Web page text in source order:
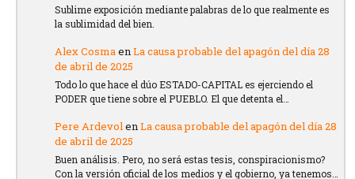
Sublime exposición mediante palabras de lo que realmente es
la sublimidad del bien.
Alex CosmaenLa causa probable del apagón del día 28
de abril de 2025
Todo lo que hace el dúo ESTADO-CAPITAL es ejerciendo el
PODER que tiene sobre el PUEBLO. El que detenta el…
Pere ArdevolenLa causa probable del apagón del día 28
de abril de 2025
Buen análisis. Pero, no será estas tesis, conspiracionismo?
Con la versión oficial de los medios y el gobierno, ya tenemos…